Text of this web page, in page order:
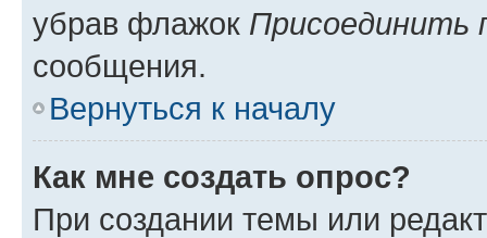
убрав флажок Присоединить
сообщения.
Вернуться к началу
Как мне создать опрос?
При создании темы или